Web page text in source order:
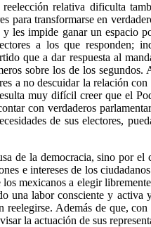
relativa dificulta
para transformarse en
les impide ganar un espacio
a los que responden;
que a dar respuesta al
sobre los de los segundos.
a no descuidar la relación
muy difícil creer que el
con verdaderos
de sus electores,
de la democracia, sino por
e intereses de los
mexicanos a elegir
una labor consciente y
reelegirse. Además de que,
la actuación de sus